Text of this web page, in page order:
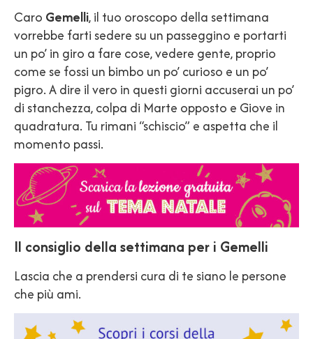
Caro Gemelli, il tuo oroscopo della settimana
vorrebbe farti sedere su un passeggino e portarti
un po’ in giro a fare cose, vedere gente, proprio
come se fossi un bimbo un po’ curioso e un po’
pigro. A dire il vero in questi giorni accuserai un po’
di stanchezza, colpa di Marte opposto e Giove in
quadratura. Tu rimani “schiscio” e aspetta che il
momento passi.
Il consiglio della settimana per i Gemelli
Lascia che a prendersi cura di te siano le persone
che più ami.